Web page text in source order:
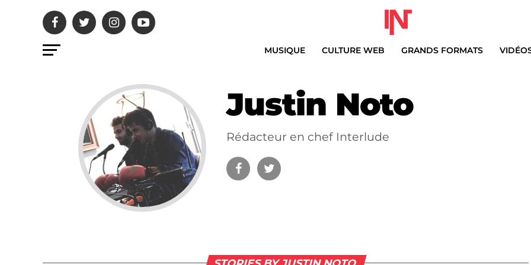
MUSIQUE CULTURE WEB GRANDS FORMATS
Justin Noto
Rédacteur en chef Interlude